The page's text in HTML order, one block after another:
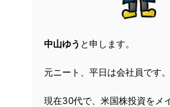
中山ゆう と申します。
元ニート、平日は会社員です。
現在30代で、米国株投資をメ